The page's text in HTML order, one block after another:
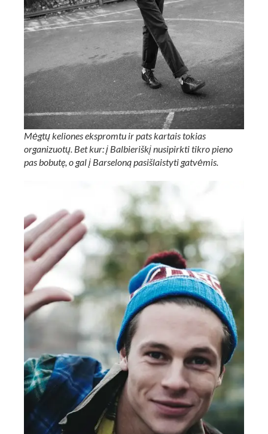
Mėgtų keliones ekspromtu ir pats kartais tokias
organizuotų. Bet kur: į Balbieriškį nusipirkti tikro pieno
pas bobutę, o gal į Barseloną pasišlaistyti gatvėmis.